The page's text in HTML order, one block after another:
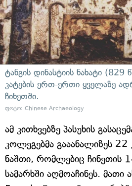
ტანგის დინასტიის ნახატი (829
კატების ერთ-ერთი ყველაზე
ჩინეთში.
ფოტო: Chinese Archaeology
ამ კითხვებზე პასუხის
კოლეგებმა გააანალიზეს 22
ნაშთი, რომლებიც ჩინეთის
სამარხში აღმოაჩინეს. მათი